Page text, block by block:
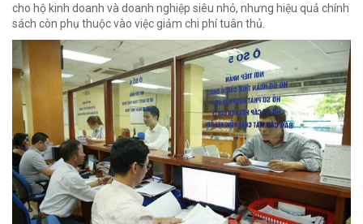
cho hộ kinh doanh và doanh nghiệp siêu nhỏ, nhưng hiệu quả chính
sách còn phụ thuộc vào việc giảm chi phí tuân thủ.